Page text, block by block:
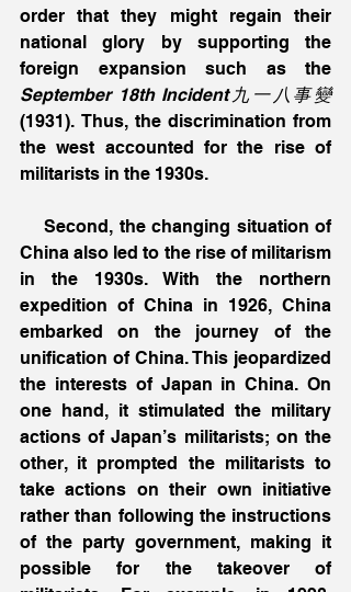
order that they might regain their
national glory by supporting the
September 18th Incident九一八事變
(1931). Thus, the discrimination from
the west accounted for the rise of
militarists in the 1930s.
China also led to the rise of militarism
in the 1930s. With the northern
expedition of China in 1926, China
embarked on the journey of the
unification of China. This jeopardized
the interests of Japan in China. On
one hand, it stimulated the military
actions of Japan’s militarists; on the
other, it prompted the militarists to
take actions on their own initiative
rather than following the instructions
of the party government, making it
possible for the takeover of